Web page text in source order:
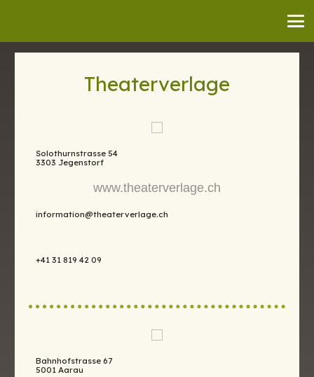
Theaterverlage
Solothurnstrasse 54
3303 Jegenstorf
www.theaterverlage.ch
information@theaterverlage.ch
+41 31 819 42 09
Bahnhofstrasse 67
5001 Aarau